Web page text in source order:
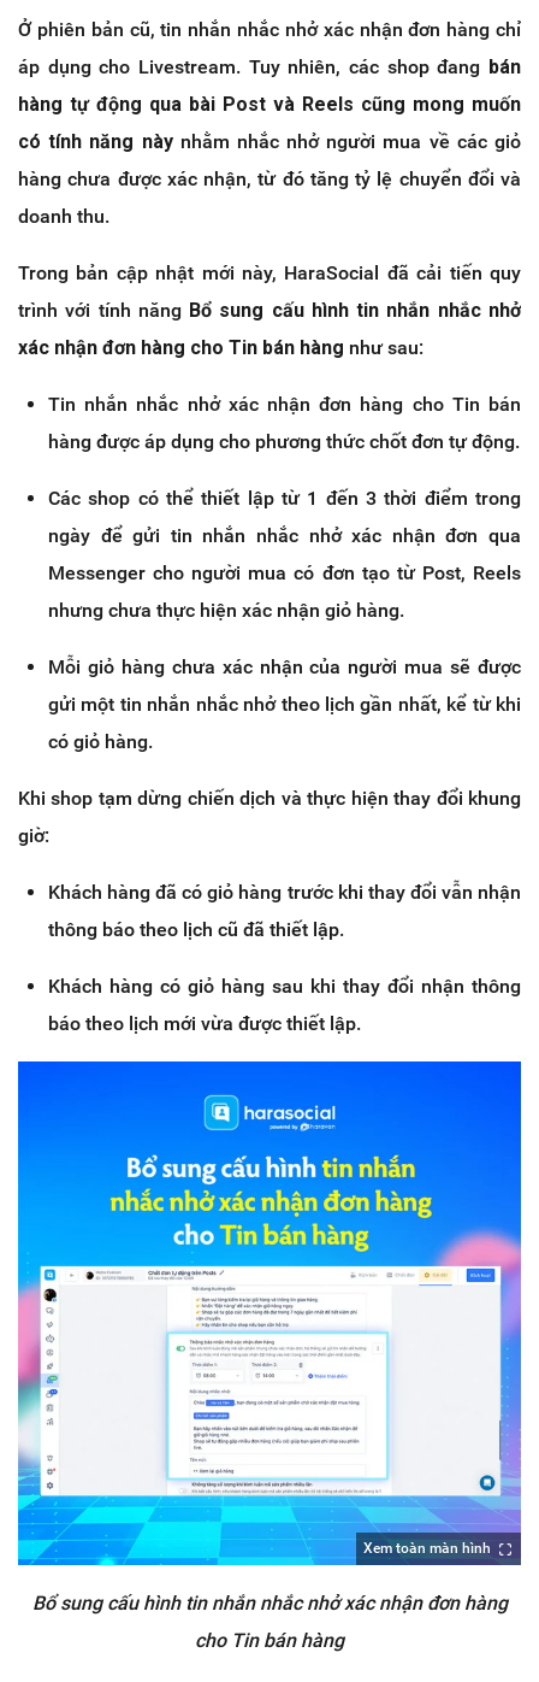
Ở phiên bản cũ, tin nhắn nhắc nhở xác nhận đơn hàng chỉ
áp dụng cho Livestream. Tuy nhiên, các shop đang bán
hàng tự động qua bài Post và Reels cũng mong muốn
có tính năng nàynhằm nhắc nhở người mua về các giỏ
hàng chưa được xác nhận, từ đó tăng tỷ lệ chuyển đổi và
doanh thu.
Trong bản cập nhật mới này, HaraSocial đã cải tiến quy
trình với tính năng Bổ sung cấu hình tin nhắn nhắc nhở
xác nhận đơn hàng cho Tin bán hàng như sau:
Tin nhắn nhắc nhở xác nhận đơn hàng cho Tin bán
hàng được áp dụng cho phương thức chốt đơn tự động.
Các shop có thể thiết lập từ 1 đến 3 thời điểm trong
ngày để gửi tin nhắn nhắc nhở xác nhận đơn qua
Messenger cho người mua có đơn tạo từ Post, Reels
nhưng chưa thực hiện xác nhận giỏ hàng.
Mỗi giỏ hàng chưa xác nhận của người mua sẽ được
gửi một tin nhắn nhắc nhở theo lịch gần nhất, kể từ khi
có giỏ hàng.
Khi shop tạm dừng chiến dịch và thực hiện thay đổi khung
giờ:
Khách hàng đã có giỏ hàng trước khi thay đổi vẫn nhận
thông báo theo lịch cũ đã thiết lập.
Khách hàng có giỏ hàng sau khi thay đổi nhận thông
báo theo lịch mới vừa được thiết lập.
Xem toàn màn hình
Bổ sung cấu hình tin nhắn nhắc nhở xác nhận đơn hàng
cho Tin bán hàng